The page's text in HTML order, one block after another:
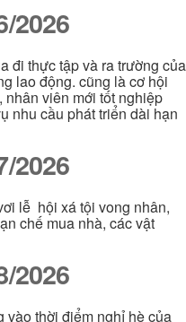
2026
đi thực tập và ra trường của
lao động. cũng là cơ hội
nhân viên mới tốt nghiệp
nhu cầu phát triển dài hạn
2026
lễ hội xá tội vong nhân,
chế mua nhà, các vật
2026
vào thời điểm nghỉ hè của